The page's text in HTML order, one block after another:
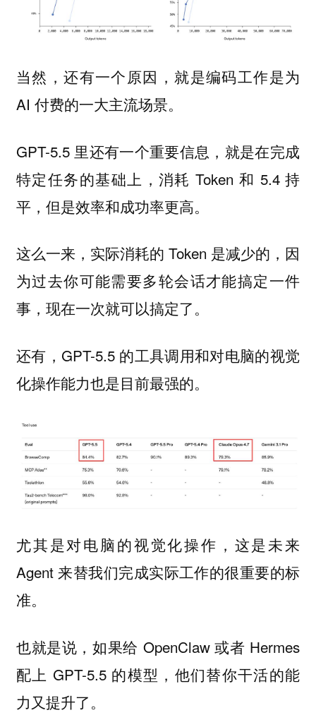
当然，还有一个原因，就是编码工作是为
AI 付费的一大主流场景。
GPT-5.5 里还有一个重要信息，就是在完成
特定任务的基础上，消耗 Token 和 5.4 持
平，但是效率和成功率更高。
这么一来，实际消耗的 Token 是减少的，因
为过去你可能需要多轮会话才能搞定一件
事，现在一次就可以搞定了。
还有，GPT-5.5 的工具调用和对电脑的视觉
化操作能力也是目前最强的。
尤其是对电脑的视觉化操作，这是未来
Agent 来替我们完成实际工作的很重要的标
准。
也就是说，如果给 OpenClaw 或者 Hermes
配上 GPT-5.5 的模型，他们替你干活的能
力又提升了。